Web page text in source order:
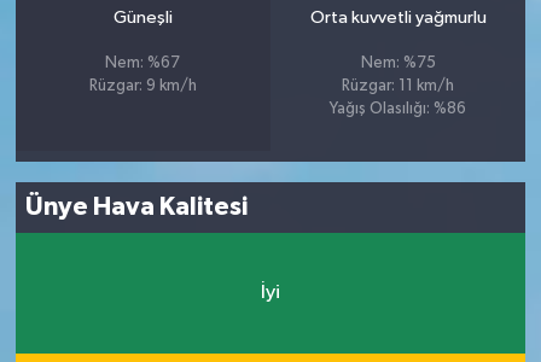
Güneşli
Nem: %67
Rüzgar: 9 km/h
Orta kuvvetli yağmurlu
Nem: %75
Rüzgar: 11 km/h
Yağış Olasılığı: %86
Ünye Hava Kalitesi
İyi